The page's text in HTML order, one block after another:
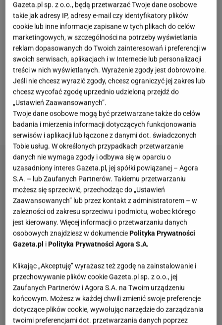
wyzwolenia Auschwitz-Birkenau. Decyzja polityka
oburzyła wiele osób, ponieważwśród gości ma
pojawić się premier Izraelaobjęty nakazem
aresztowania. "Netanjahu jest ścigany za zbrodnie
wojenne przez Międzynarodowy Trybunał Karny" -
grzmiał Adrian Zandberg z Partii Razem. Podczas
gdy w sieci toczy się prawdziwa burza,premier
wybrał się z wnuczkami na... sanki. Internauci nie
dali mu spokoju.
Gazeta.pl sp. z o.o., będą przetwarzać Twoje dane osobowe
takie jak adresy IP, adresy e-mail czy identyfikatory plików
cookie lub inne informacje zapisane w tych plikach do celów
marketingowych, w szczególności na potrzeby wyświetlania
reklam dopasowanych do Twoich zainteresowań i preferencji w
swoich serwisach, aplikacjach i w Internecie lub personalizacji
treści w nich wyświetlanych. Wyrażenie zgody jest dobrowolne.
Jeśli nie chcesz wyrazić zgody, chcesz ograniczyć jej zakres lub
chcesz wycofać zgodę uprzednio udzieloną przejdź do
„Ustawień Zaawansowanych”.
Twoje dane osobowe mogą być przetwarzane także do celów
badania i mierzenia informacji dotyczących funkcjonowania
serwisów i aplikacji lub łączone z danymi dot. świadczonych
Tobie usług. W określonych przypadkach przetwarzanie
danych nie wymaga zgody i odbywa się w oparciu o
uzasadniony interes Gazeta.pl, jej spółki powiązanej – Agora
S.A. – lub Zaufanych Partnerów. Takiemu przetwarzaniu
możesz się sprzeciwić, przechodząc do „Ustawień
Zaawansowanych” lub przez kontakt z administratorem – w
zależności od zakresu sprzeciwu i podmiotu, wobec którego
jest kierowany. Więcej informacji o przetwarzaniu danych
osobowych znajdziesz w dokumencie Polityka Prywatności
Gazeta.pl i Polityka Prywatności Agora S.A.
Klikając „Akceptuję” wyrażasz też zgodę na zainstalowanie i
przechowywanie plików cookie Gazeta.pl sp. z o.o., jej
Zaufanych Partnerów i Agora S.A. na Twoim urządzeniu
końcowym. Możesz w każdej chwili zmienić swoje preferencje
dotyczące plików cookie, wywołując narzędzie do zarządzania
twoimi preferencjami dot. przetwarzania danych poprzez